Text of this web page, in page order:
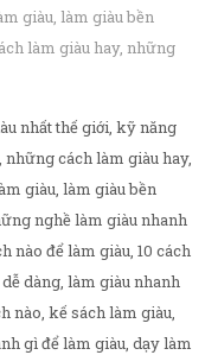
giàu làm giàu bền
làm giàu hay, những
nhất thế giới, kỹ năng
những cách làm giàu hay,
giàu, làm giàu bền
nghề làm giàu nhanh
nào để làm giàu, 10 cách
dàng, làm giàu nhanh
nào, kế sách làm giàu,
gì để làm giàu, dạy làm